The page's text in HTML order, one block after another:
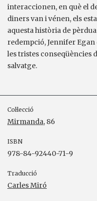
interaccionen, en què el
diners van i vénen, els
aquesta història de
redempció, Jennifer
les tristes conseqüències
salvatge.
Col·lecció
Mirmanda, 86
ISBN
978-84-92440-71-9
Traducció
Carles Miró